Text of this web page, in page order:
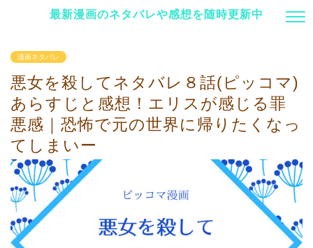
最新漫画のネタバレや感想を随時更新中
漫画ネタバレ
悪女を殺してネタバレ８話(ピッコマ)
あらすじと感想！エリスが感じる罪
悪感｜恐怖で元の世界に帰りたくなっ
てしまいー